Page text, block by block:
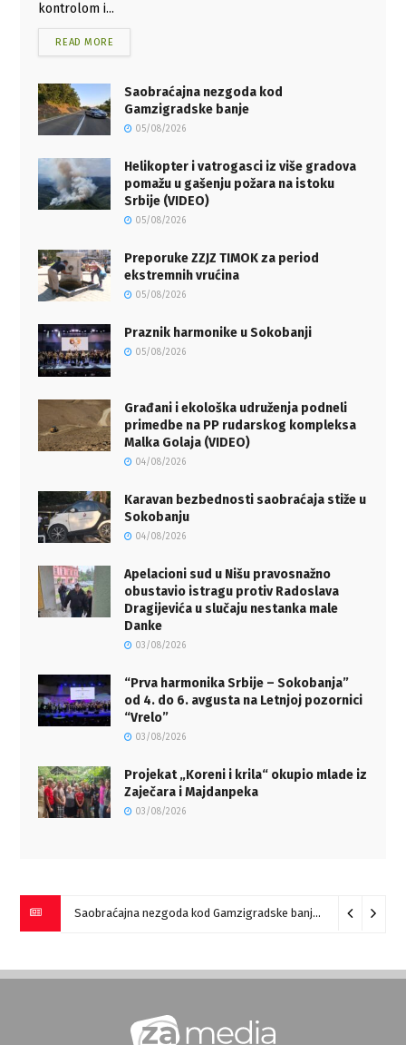
kontrolom i...
READ MORE
Saobraćajna nezgoda kod
Gamzigradske banje
05/08/2026
Helikopter i vatrogasci iz više gradova
pomažu u gašenju požara na istoku
Srbije (VIDEO)
05/08/2026
Preporuke ZZJZ TIMOK za period
ekstremnih vrućina
05/08/2026
Praznik harmonike u Sokobanji
05/08/2026
Građani i ekološka udruženja podneli
primedbe na PP rudarskog kompleksa
Malka Golaja (VIDEO)
04/08/2026
Karavan bezbednosti saobraćaja stiže u
Sokobanju
04/08/2026
Apelacioni sud u Nišu pravosnažno
obustavio istragu protiv Radoslava
Dragijevića u slučaju nestanka male
Danke
03/08/2026
“Prva harmonika Srbije – Sokobanja”
od 4. do 6. avgusta na Letnjoj pozornici
“Vrelo”
03/08/2026
Projekat „Koreni i krila“ okupio mlade iz
Zaječara i Majdanpeka
03/08/2026
Saobraćajna nezgoda kod Gamzigradske banje 05/08/2026